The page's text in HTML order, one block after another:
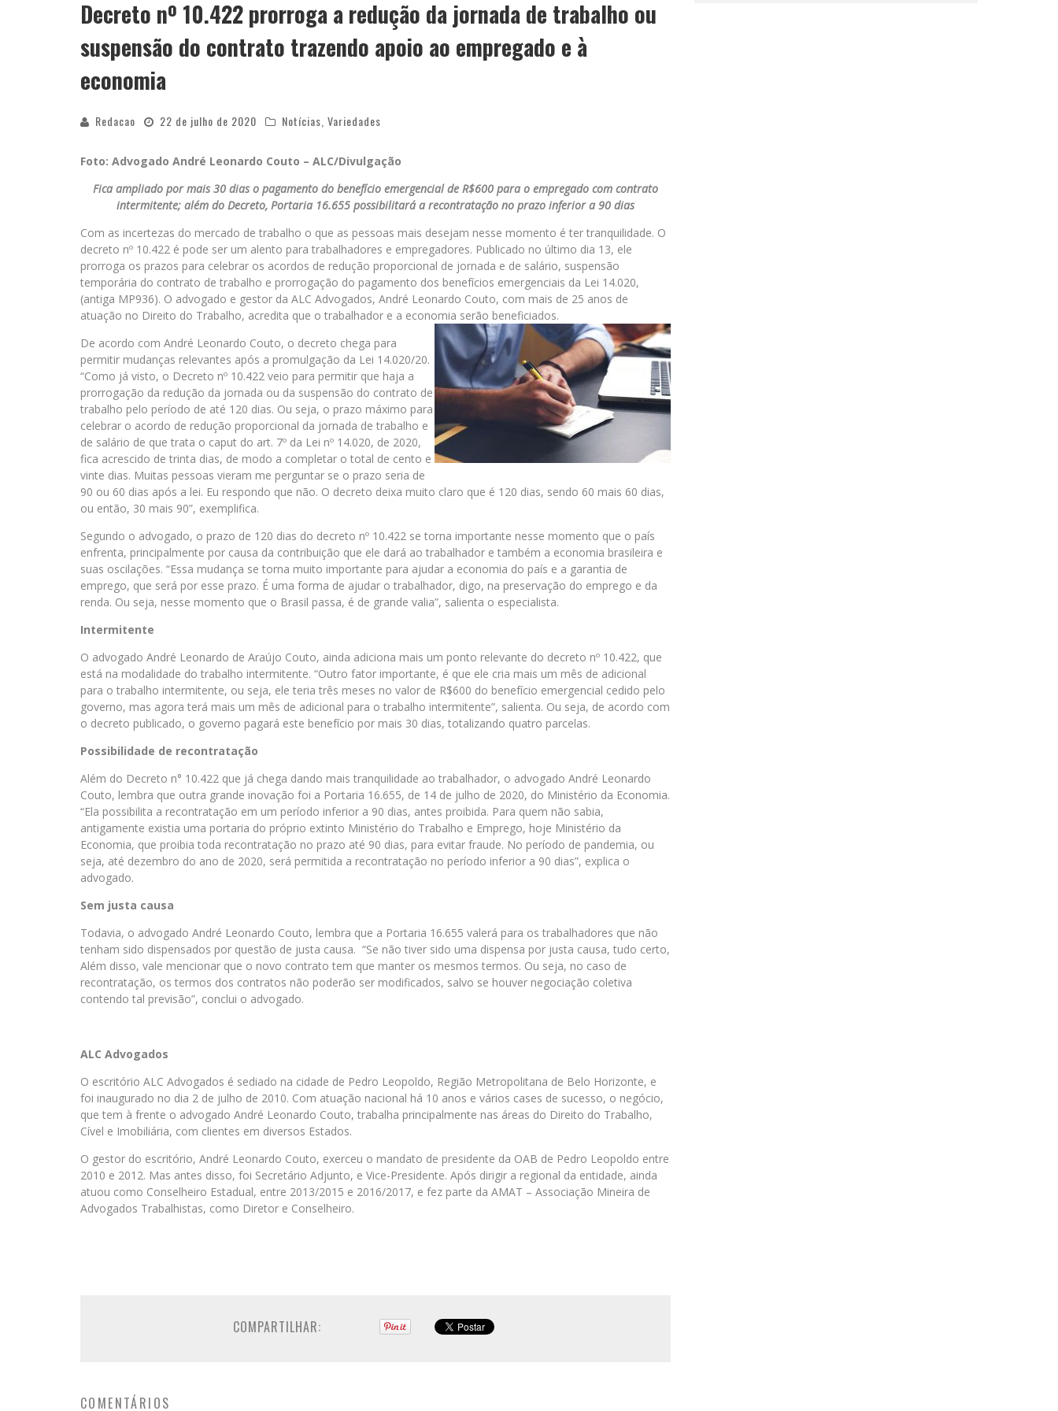
Decreto nº 10.422 prorroga a redução da jornada de trabalho ou
suspensão do contrato trazendo apoio ao empregado e à
economia
Redacao 22 de julho de 2020 Notícias Variedades
Foto: Advogado André Leonardo Couto – ALC/Divulgação
Fica ampliado por mais 30 dias o pagamento do benefício emergencial de R$600 para o empregado com contrato
intermitente; além do Decreto, Portaria 16.655 possibilitará a recontratação no prazo inferior a 90 dias
Com as incertezas do mercado de trabalho o que as pessoas mais desejam nesse momento é ter tranquilidade. O
decreto nº 10.422 é pode ser um alento para trabalhadores e empregadores. Publicado no último dia 13, ele
prorroga os prazos para celebrar os acordos de redução proporcional de jornada e de salário, suspensão
temporária do contrato de trabalho e prorrogação do pagamento dos benefícios emergenciais da Lei 14.020,
(antiga MP936). O advogado e gestor da ALC Advogados, André Leonardo Couto, com mais de 25 anos de
atuação no Direito do Trabalho, acredita que o trabalhador e a economia serão beneficiados.
De acordo com André Leonardo Couto, o decreto chega para
permitir mudanças relevantes após a promulgação da Lei 14.020/20.
“Como já visto, o Decreto nº 10.422 veio para permitir que haja a
prorrogação da redução da jornada ou da suspensão do contrato de
trabalho pelo período de até 120 dias. Ou seja, o prazo máximo para
celebrar o acordo de redução proporcional da jornada de trabalho e
de salário de que trata o caput do art. 7º da Lei nº 14.020, de 2020,
fica acrescido de trinta dias, de modo a completar o total de cento e
vinte dias. Muitas pessoas vieram me perguntar se o prazo seria de
90 ou 60 dias após a lei. Eu respondo que não. O decreto deixa muito claro que é 120 dias, sendo 60 mais 60 dias,
ou então, 30 mais 90”, exemplifica.
Segundo o advogado, o prazo de 120 dias do decreto nº 10.422 se torna importante nesse momento que o país
enfrenta, principalmente por causa da contribuição que ele dará ao trabalhador e também a economia brasileira e
suas oscilações. “Essa mudança se torna muito importante para ajudar a economia do país e a garantia de
emprego, que será por esse prazo. É uma forma de ajudar o trabalhador, digo, na preservação do emprego e da
renda. Ou seja, nesse momento que o Brasil passa, é de grande valia”, salienta o especialista.
Intermitente
O advogado André Leonardo de Araújo Couto, ainda adiciona mais um ponto relevante do decreto nº 10.422, que
está na modalidade do trabalho intermitente. “Outro fator importante, é que ele cria mais um mês de adicional
para o trabalho intermitente, ou seja, ele teria três meses no valor de R$600 do benefício emergencial cedido pelo
governo, mas agora terá mais um mês de adicional para o trabalho intermitente”, salienta. Ou seja, de acordo com
o decreto publicado, o governo pagará este benefício por mais 30 dias, totalizando quatro parcelas.
Possibilidade de recontratação
Além do Decreto n° 10.422 que já chega dando mais tranquilidade ao trabalhador, o advogado André Leonardo
Couto, lembra que outra grande inovação foi a Portaria 16.655, de 14 de julho de 2020, do Ministério da Economia.
“Ela possibilita a recontratação em um período inferior a 90 dias, antes proibida. Para quem não sabia,
antigamente existia uma portaria do próprio extinto Ministério do Trabalho e Emprego, hoje Ministério da
Economia, que proibia toda recontratação no prazo até 90 dias, para evitar fraude. No período de pandemia, ou
seja, até dezembro do ano de 2020, será permitida a recontratação no período inferior a 90 dias”, explica o
advogado.
Sem justa causa
Todavia, o advogado André Leonardo Couto, lembra que a Portaria 16.655 valerá para os trabalhadores que não
tenham sido dispensados por questão de justa causa. “Se não tiver sido uma dispensa por justa causa, tudo certo,
Além disso, vale mencionar que o novo contrato tem que manter os mesmos termos. Ou seja, no caso de
recontratação, os termos dos contratos não poderão ser modificados, salvo se houver negociação coletiva
contendo tal previsão”, conclui o advogado.
ALC Advogados
O escritório ALC Advogados é sediado na cidade de Pedro Leopoldo, Região Metropolitana de Belo Horizonte, e
foi inaugurado no dia 2 de julho de 2010. Com atuação nacional há 10 anos e vários cases de sucesso, o negócio,
que tem à frente o advogado André Leonardo Couto, trabalha principalmente nas áreas do Direito do Trabalho,
Cível e Imobiliária, com clientes em diversos Estados.
O gestor do escritório, André Leonardo Couto, exerceu o mandato de presidente da OAB de Pedro Leopoldo entre
2010 e 2012. Mas antes disso, foi Secretário Adjunto, e Vice-Presidente. Após dirigir a regional da entidade, ainda
atuou como Conselheiro Estadual, entre 2013/2015 e 2016/2017, e fez parte da AMAT – Associação Mineira de
Advogados Trabalhistas, como Diretor e Conselheiro.
COMPARTILHAR:
COMENTÁRIOS